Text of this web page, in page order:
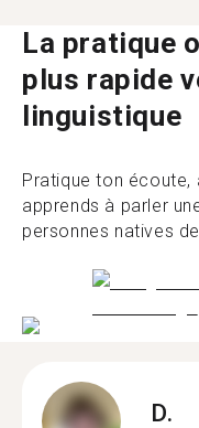
La pratique
plus rapide
linguistique
Pratique ton
apprends à parler
personnes natives
D.